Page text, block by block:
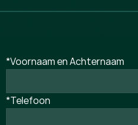
*Voornaam en Achternaam
*Telefoon